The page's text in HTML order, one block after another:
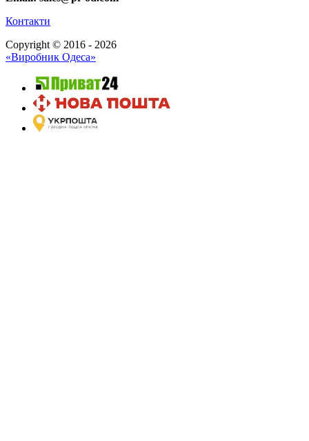
Контакти
Copyright © 2016 - 2026
«Виробник Одеса»